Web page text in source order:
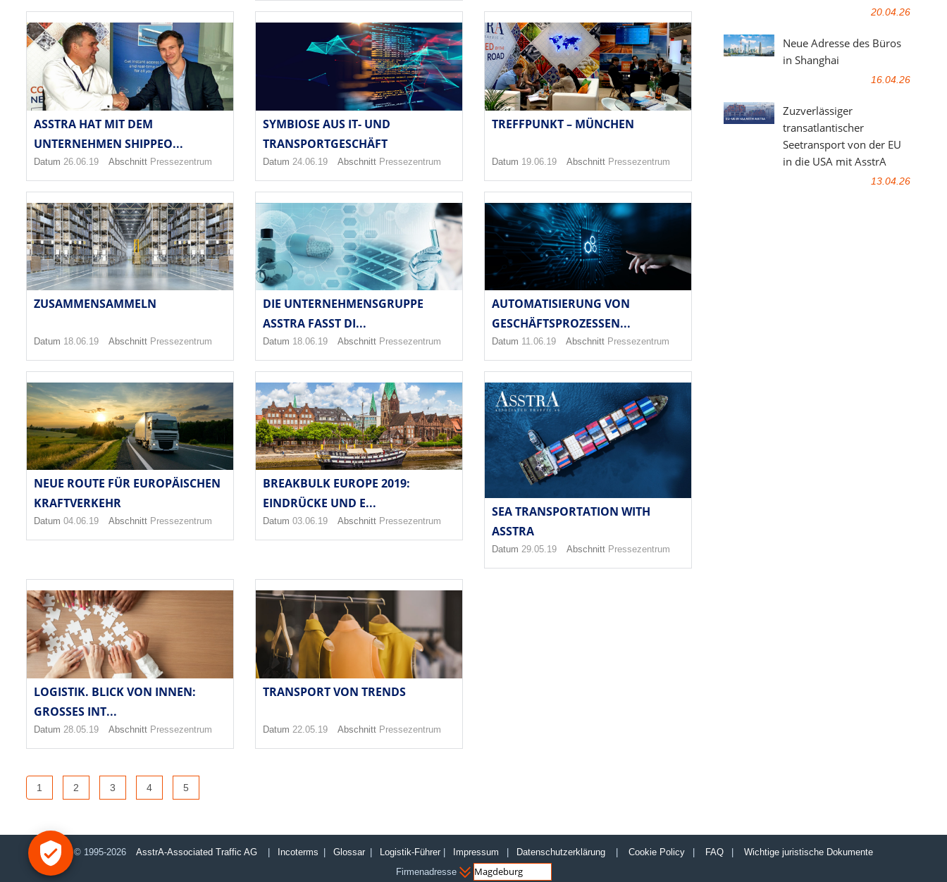
ASSTRA HAT MIT DEM
UNTERNEHMEN SHIPPEO...
Datum 26.06.19 Abschnitt Pressezentrum
SYMBIOSE AUS IT- UND
TRANSPORTGESCHÄFT
Datum 24.06.19Abschnitt Pressezentrum
TREFFPUNKT – MÜNCHEN
Datum 19.06.19Abschnitt Pressezentrum
ZUSAMMENSAMMELN
Datum 18.06.19 Abschnitt Pressezentrum
DIE UNTERNEHMENSGRUPPE
ASSTRA FASST DI...
Datum 18.06.19Abschnitt Pressezentrum
AUTOMATISIERUNG VON
GESCHÄFTSPROZESSEN...
Datum 11.06.19Abschnitt Pressezentrum
NEUE ROUTE FÜR EUROPÄISCHEN
KRAFTVERKEHR
Datum 04.06.19 Abschnitt Pressezentrum
BREAKBULK EUROPE 2019:
EINDRÜCKE UND E...
Datum 03.06.19Abschnitt Pressezentrum
SEA TRANSPORTATION WITH
ASSTRA
Datum 29.05.19Abschnitt Pressezentrum
LOGISTIK. BLICK VON INNEN:
GROSSES INT...
Datum 28.05.19 Abschnitt Pressezentrum
TRANSPORT VON TRENDS
Datum 22.05.19Abschnitt Pressezentrum
1 2 3 4 5
20.04.26
Neue Adresse des Büros
in Shanghai
16.04.26
Zuzverlässiger
transatlantischer
Seetransport von der EU
in die USA mit AsstrA
13.04.26
© 1995-2026 AsstrA-Associated Traffic AG | Incoterms | Glossar | Logistik-Führer | Impressum | Datenschutzerklärung | Cookie Policy | FAQ | Wichtige juristische Dokumente
Firmenadresse